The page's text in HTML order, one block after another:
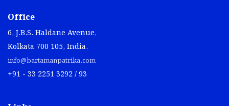
Office
6, J.B.S. Haldane Avenue,
Kolkata 700 105, India.
info@bartamanpatrika.com
+91 - 33 2251 3292 / 93